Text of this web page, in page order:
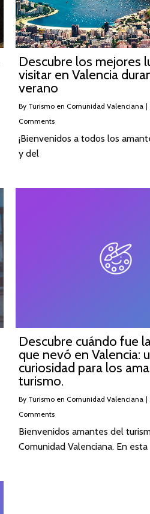
Descubre los mejores
visitar en Valencia
verano
By Turismo en Comunidad Valenciana |
Comments
¡Bienvenidos a todos los
y del
Descubre cuándo fue
que nevó en Valencia:
curiosidad para los
turismo.
By Turismo en Comunidad Valenciana |
Comments
Bienvenidos amantes del
Comunidad Valenciana. En esta